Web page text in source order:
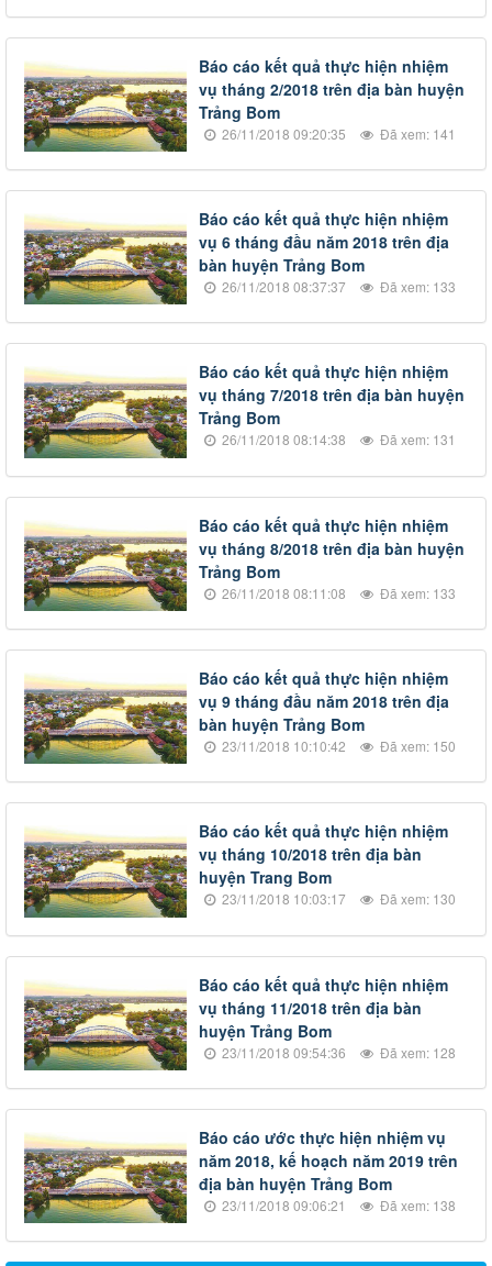
Báo cáo kết quả thực hiện nhiệm
vụ tháng 2/2018 trên địa bàn huyện
Trảng Bom
26/11/2018 09:20:35 Đã xem: 141
Báo cáo kết quả thực hiện nhiệm
vụ 6 tháng đầu năm 2018 trên địa
bàn huyện Trảng Bom
26/11/2018 08:37:37 Đã xem: 133
Báo cáo kết quả thực hiện nhiệm
vụ tháng 7/2018 trên địa bàn huyện
Trảng Bom
26/11/2018 08:14:38 Đã xem: 131
Báo cáo kết quả thực hiện nhiệm
vụ tháng 8/2018 trên địa bàn huyện
Trảng Bom
26/11/2018 08:11:08 Đã xem: 133
Báo cáo kết quả thực hiện nhiệm
vụ 9 tháng đầu năm 2018 trên địa
bàn huyện Trảng Bom
23/11/2018 10:10:42 Đã xem: 150
Báo cáo kết quả thực hiện nhiệm
vụ tháng 10/2018 trên địa bàn
huyện Trang Bom
23/11/2018 10:03:17 Đã xem: 130
Báo cáo kết quả thực hiện nhiệm
vụ tháng 11/2018 trên địa bàn
huyện Trảng Bom
23/11/2018 09:54:36 Đã xem: 128
Báo cáo ước thực hiện nhiệm vụ
năm 2018, kế hoạch năm 2019 trên
địa bàn huyện Trảng Bom
23/11/2018 09:06:21 Đã xem: 138